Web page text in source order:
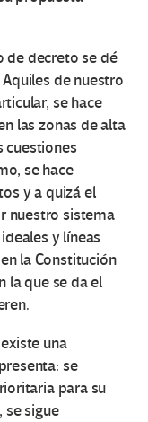
de decreto se dé
de nuestro
se hace
las zonas de alta
cuestiones
se hace
y a quizá el
nuestro sistema
y líneas
la Constitución
la que se da el
una
se
para su
sigue